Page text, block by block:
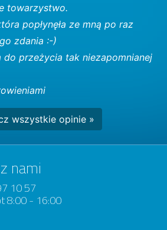
towarzystwo.
popłynęła ze mną po raz
zdania :-)
do przeżycia tak niezapomnianej
wszystkie opinie »
nami
10 57
8:00 - 16:00